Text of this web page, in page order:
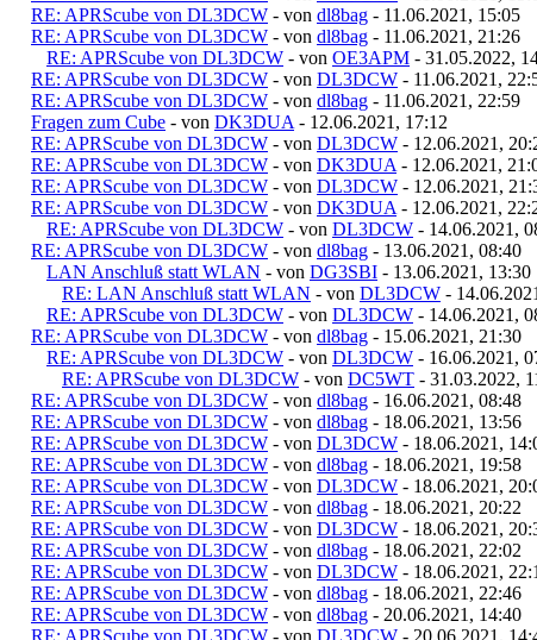
RE: APRScube von DL3DCW - von dl8bag - 11.06.2021, 15:05
RE: APRScube von DL3DCW - von dl8bag - 11.06.2021, 21:26
RE: APRScube von DL3DCW - von OE3APM - 31.05.2022,
RE: APRScube von DL3DCW - von DL3DCW - 11.06.2021,
RE: APRScube von DL3DCW - von dl8bag - 11.06.2021, 22:59
Fragen zum Cube - von DK3DUA - 12.06.2021, 17:12
RE: APRScube von DL3DCW - von DL3DCW - 12.06.2021,
RE: APRScube von DL3DCW - von DK3DUA - 12.06.2021,
RE: APRScube von DL3DCW - von DL3DCW - 12.06.2021,
RE: APRScube von DL3DCW - von DK3DUA - 12.06.2021,
RE: APRScube von DL3DCW - von DL3DCW - 14.06.2021,
RE: APRScube von DL3DCW - von dl8bag - 13.06.2021, 08:40
LAN Anschluß statt WLAN - von DG3SBI - 13.06.2021, 13:30
RE: LAN Anschluß statt WLAN - von DL3DCW -
RE: APRScube von DL3DCW - von DL3DCW - 14.06.2021,
RE: APRScube von DL3DCW - von dl8bag - 15.06.2021, 21:30
RE: APRScube von DL3DCW - von DL3DCW - 16.06.2021,
RE: APRScube von DL3DCW - von DC5WT - 31.03.2022,
RE: APRScube von DL3DCW - von dl8bag - 16.06.2021, 08:48
RE: APRScube von DL3DCW - von dl8bag - 18.06.2021, 13:56
RE: APRScube von DL3DCW - von DL3DCW - 18.06.2021,
RE: APRScube von DL3DCW - von dl8bag - 18.06.2021, 19:58
RE: APRScube von DL3DCW - von DL3DCW - 18.06.2021,
RE: APRScube von DL3DCW - von dl8bag - 18.06.2021, 20:22
RE: APRScube von DL3DCW - von DL3DCW - 18.06.2021,
RE: APRScube von DL3DCW - von dl8bag - 18.06.2021, 22:02
RE: APRScube von DL3DCW - von DL3DCW - 18.06.2021,
RE: APRScube von DL3DCW - von dl8bag - 18.06.2021, 22:46
RE: APRScube von DL3DCW - von dl8bag - 20.06.2021, 14:40
RE: APRScube von DL3DCW - von DL3DCW - 20.06.2021,